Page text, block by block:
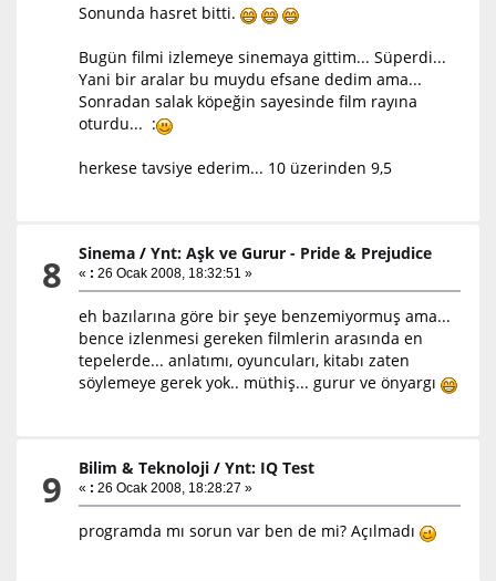
Sonunda hasret bitti.
Bugün filmi izlemeye sinemaya gittim... Süperdi...
Yani bir aralar bu muydu efsane dedim ama...
Sonradan salak köpeğin sayesinde film rayına
oturdu... :
herkese tavsiye ederim... 10 üzerinden 9,5
8 Sinema /Ynt: Aşk ve Gurur - Pride & Prejudice
« : 26 Ocak 2008, 18:32:51 »
eh bazılarına göre bir şeye benzemiyormuş ama...
bence izlenmesi gereken filmlerin arasında en
tepelerde... anlatımı, oyuncuları, kitabı zaten
söylemeye gerek yok.. müthiş... gurur ve önyargı
9 Bilim & Teknoloji /Ynt: IQ Test
« : 26 Ocak 2008, 18:28:27 »
programda mı sorun var ben de mi? Açılmadı